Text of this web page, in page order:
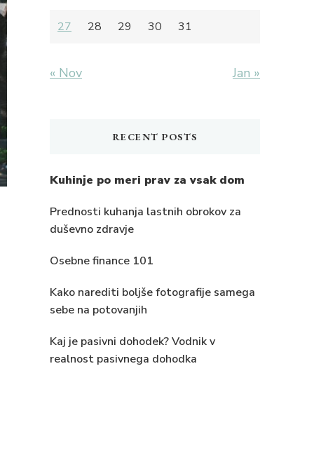
27 28 29 30 31
« Nov Jan »
RECENT POSTS
Kuhinje po meri prav za vsak dom
Prednosti kuhanja lastnih obrokov za
duševno zdravje
Osebne finance 101
Kako narediti boljše fotografije samega
sebe na potovanjih
Kaj je pasivni dohodek? Vodnik v
realnost pasivnega dohodka